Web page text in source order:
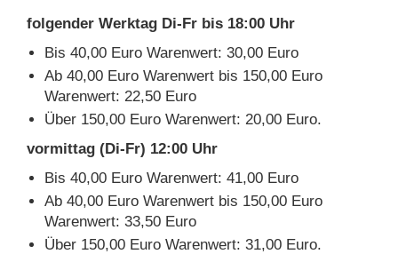
folgender Werktag Di-Fr bis 18:00 Uhr
Bis 40,00 Euro Warenwert: 30,00 Euro
Ab 40,00 Euro Warenwert bis 150,00 Euro
Warenwert: 22,50 Euro
Über 150,00 Euro Warenwert: 20,00 Euro.
vormittag (Di-Fr) 12:00 Uhr
Bis 40,00 Euro Warenwert: 41,00 Euro
Ab 40,00 Euro Warenwert bis 150,00 Euro
Warenwert: 33,50 Euro
Über 150,00 Euro Warenwert: 31,00 Euro.